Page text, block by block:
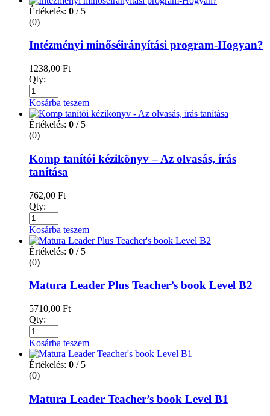
Értékelés: 0 / 5
(0)
Intézményi minőséirányítási program-Hogyan?
1238,00 Ft
Qty:
Kosárba teszem
Értékelés: 0 / 5
(0)
Komp tanítói kézikönyv – Az olvasás, írás
tanítása
762,00 Ft
Qty:
Kosárba teszem
Értékelés: 0 / 5
(0)
Matura Leader Plus Teacher’s book Level B2
5710,00 Ft
Qty:
Kosárba teszem
Értékelés: 0 / 5
(0)
Matura Leader Teacher’s book Level B1